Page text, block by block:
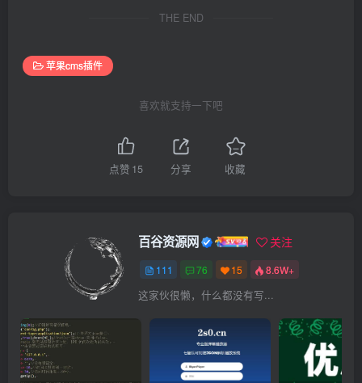
THE END
苹果cms插件
喜欢就支持一下吧
点赞 15 分享 收藏
百谷资源网 关注
111 76 15 8.6W+
这家伙很懒，什么都没有写...